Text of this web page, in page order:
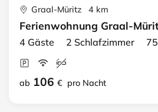
Graal-Müritz 4 km
Ferienwohnung Graal-
4 Gäste 2 Schlafzimmer 75
ab 106 € pro Nacht